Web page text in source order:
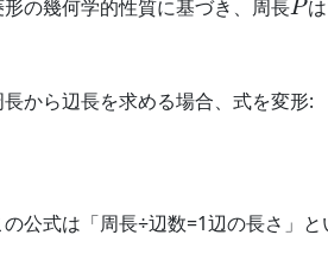
形の幾何学的性質に基づき、周長
長から辺長を求める場合、式を変形:
の公式は「周長÷辺数=1辺の長さ」